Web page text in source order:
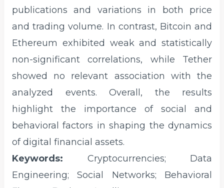
publications and variations in both price
and trading volume. In contrast, Bitcoin and
Ethereum exhibited weak and statistically
non-significant correlations, while Tether
showed no relevant association with the
analyzed events. Overall, the results
highlight the importance of social and
behavioral factors in shaping the dynamics
of digital financial assets.
Keywords: Cryptocurrencies; Data
Engineering; Social Networks; Behavioral